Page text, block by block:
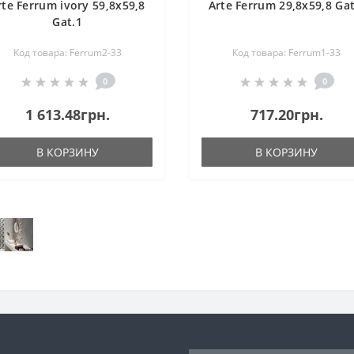
Ferrum ivory 59,8x59,8
Gat.1
Код товара: Ferrum2-33
0
1 613.48грн.
В КОРЗИНУ
Arte Ferrum 29,8x59,8
Код товара: Ferrum1-33
0
717.20грн.
В КОРЗИНУ